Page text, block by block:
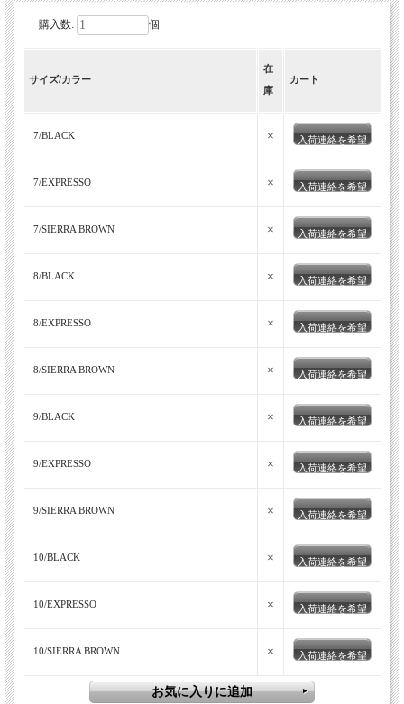
購入数: 個
サイズ/カラー
在
庫
カート
7/BLACK × 入荷連絡を希望
7/EXPRESSO × 入荷連絡を希望
7/SIERRA BROWN × 入荷連絡を希望
8/BLACK × 入荷連絡を希望
8/EXPRESSO × 入荷連絡を希望
8/SIERRA BROWN × 入荷連絡を希望
9/BLACK × 入荷連絡を希望
9/EXPRESSO × 入荷連絡を希望
9/SIERRA BROWN × 入荷連絡を希望
10/BLACK × 入荷連絡を希望
10/EXPRESSO × 入荷連絡を希望
10/SIERRA BROWN × 入荷連絡を希望